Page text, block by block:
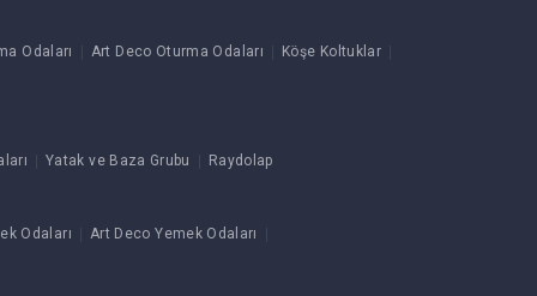
Odaları Art Deco Oturma Odaları Köşe Koltuklar
Yatak ve Baza Grubu Raydolap
Odaları Art Deco Yemek Odaları